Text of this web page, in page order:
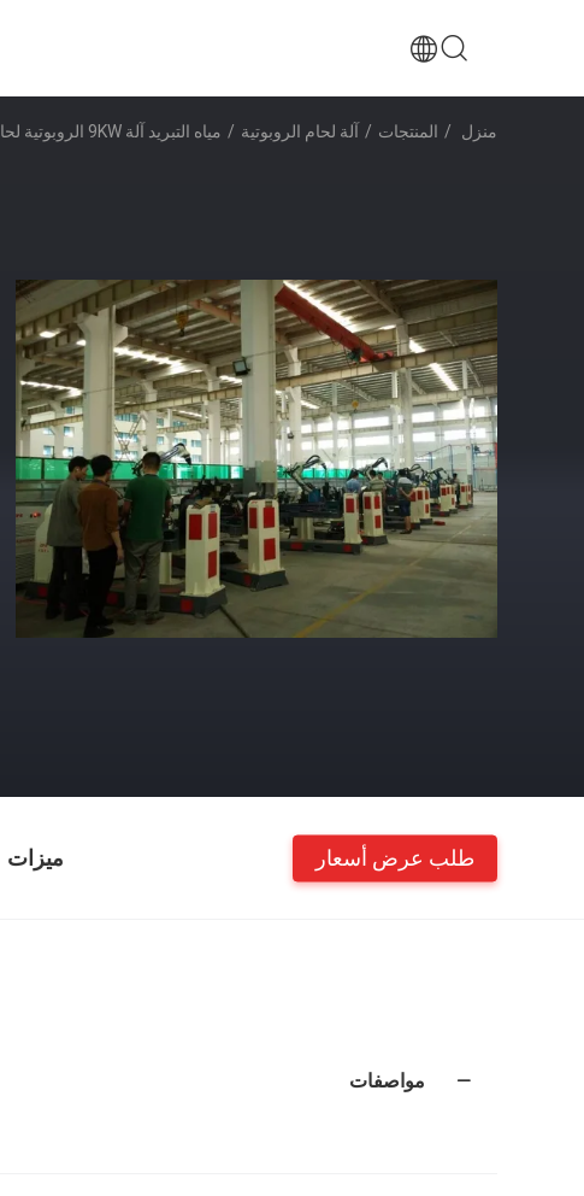
منزل / المنتجات / آلة لحام الروبوتية / مياه التبريد آلة 9KW الروبوتية لحام / ليزر لحام الروبوتات
ميزات طلب عرض أسعار
مواصفات